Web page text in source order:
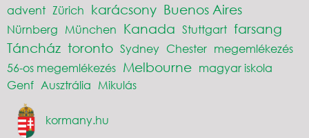
advent Zürich karácsony Buenos Aires
Nürnberg München Kanada Stuttgart farsang
Táncház toronto Sydney Chester megemlékezés
56-os megemlékezés Melbourne magyar iskola
Genf Ausztrália Mikulás
kormany.hu